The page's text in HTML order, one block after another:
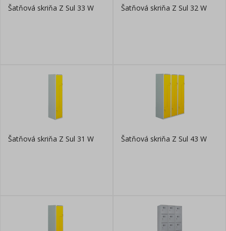
Šatňová skriňa Z Sul 33 W Šatňová skriňa Z Sul 32 W
Šatňová skriňa Z Sul 31 W Šatňová skriňa Z Sul 43 W